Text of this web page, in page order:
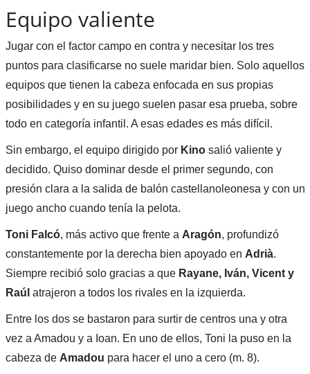
Equipo valiente
Jugar con el factor campo en contra y necesitar los tres
puntos para clasificarse no suele maridar bien. Solo aquellos
equipos que tienen la cabeza enfocada en sus propias
posibilidades y en su juego suelen pasar esa prueba, sobre
todo en categoría infantil. A esas edades es más difícil.
Sin embargo, el equipo dirigido por Kinosalió valiente y
decidido. Quiso dominar desde el primer segundo, con
presión clara a la salida de balón castellanoleonesa y con un
juego ancho cuando tenía la pelota.
Toni Falcó, más activo que frente a Aragón, profundizó
constantemente por la derecha bien apoyado en Adrià.
Siempre recibió solo gracias a que Rayane, Iván, Vicent y
Raúl atrajeron a todos los rivales en la izquierda.
Entre los dos se bastaron para surtir de centros una y otra
vez a Amadou y a Ioan. En uno de ellos, Toni la puso en la
cabeza de Amadou para hacer el uno a cero (m. 8).